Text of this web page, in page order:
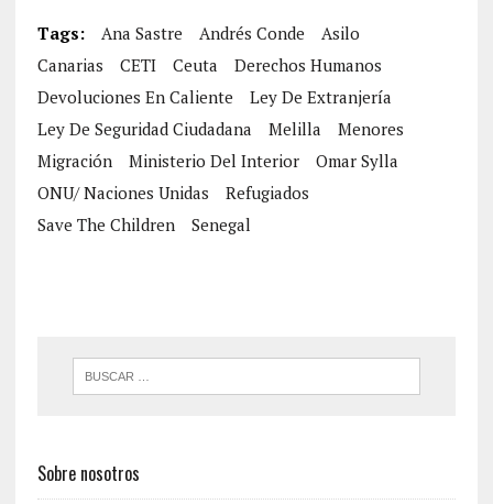
Tags: Ana Sastre Andrés Conde
Asilo
Canarias
CETI Ceuta
Derechos Humanos
Devoluciones En Caliente
Ley De Extranjería
Ley De Seguridad Ciudadana
Melilla
Menores
Migración
Ministerio Del Interior
Omar Sylla
ONU/ Naciones Unidas
Refugiados
Save The Children
Senegal
Sobre nosotros